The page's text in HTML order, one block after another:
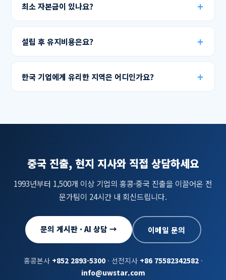
최소 자본금이 있나요?
설립 후 유지비용은요?
한국 기업에게 유리한 지역은 어디인가요?
중국 진출, 현지 지사와 직접 상담하세요
1993년부터 1,500개 이상 기업의 홍콩·중국 진출을 이끌어온 전
문가팀이 24시간 내 회신드립니다.
문의 게시판 · AI 상담 → 이메일 문의
홍콩본사 +852 2893-5300· 선전지사 +86 75582342582·
info@uwstar.com